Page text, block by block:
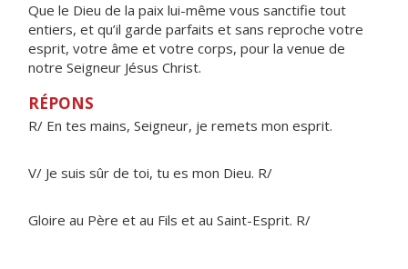
Que le Dieu de la paix lui-même vous sanctifie tout
entiers, et qu’il garde parfaits et sans reproche votre
esprit, votre âme et votre corps, pour la venue de
notre Seigneur Jésus Christ.
RÉPONS
R/ En tes mains, Seigneur, je remets mon esprit.
V/ Je suis sûr de toi, tu es mon Dieu. R/
Gloire au Père et au Fils et au Saint-Esprit. R/